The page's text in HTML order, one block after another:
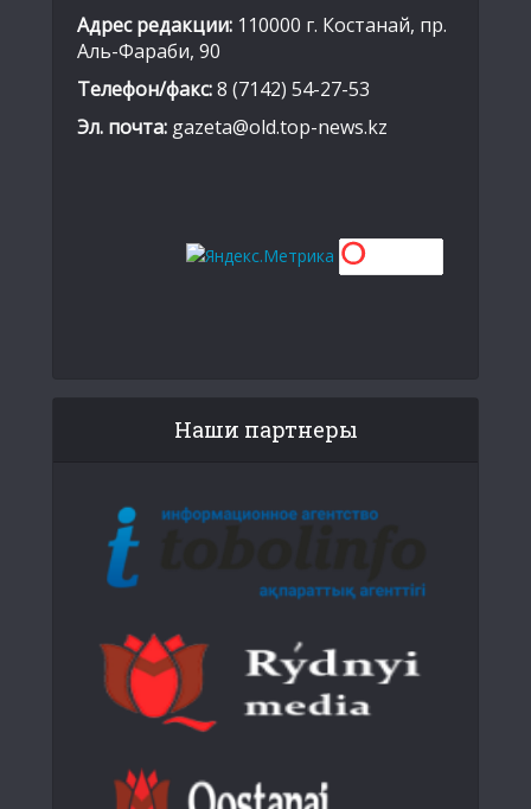
Адрес редакции: 110000 г. Костанай, пр.
Аль-Фараби, 90
Телефон/факс:8 (7142) 54-27-53
Эл. почта: gazeta@old.top-news.kz
Наши партнеры